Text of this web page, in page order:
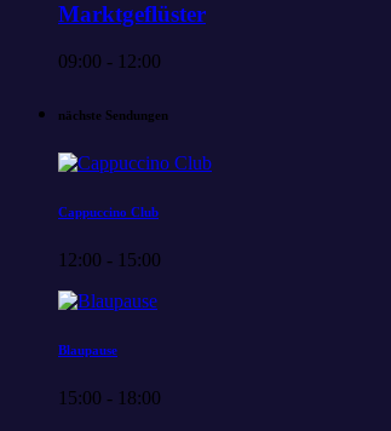
Marktgeflüster
09:00 - 12:00
nächste Sendungen
Cappuccino Club
12:00 - 15:00
Blaupause
15:00 - 18:00